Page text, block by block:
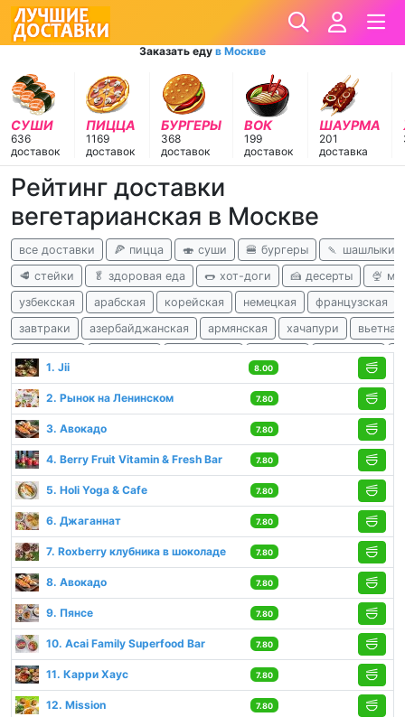
Заказать еду в Москве
СУШИ
636
доставок
ПИЦЦА
1169
доставок
БУРГЕРЫ
368
доставок
ВОК
199
доставок
ШАУРМА
201
доставка
Рейтинг доставки
вегетарианская в Москве
все доставки 🍕 пицца 🍣 суши 🍔 бургеры
🍡 шашлыки
🥩 стейки
🥬 здоровая еда 🌭 хот-доги 🍰 десерты
🍨
узбекская
арабская корейская немецкая
французская
завтраки
азербайджанская армянская хачапури
ливанская
татарская балканская чешская гавайская
детокс
1. Jii 8.00
2. Рынок на Ленинском 7.80
3. Авокадо 7.80
4. Berry Fruit Vitamin & Fresh Bar 7.80
5. Holi Yoga & Cafe 7.80
6. Джаганнат 7.80
7. Roxberry клубника в шоколаде 7.80
8. Авокадо 7.80
9. Пянсе 7.80
10. Acai Family Superfood Bar 7.80
11. Карри Хаус 7.80
12. Mission 7.80